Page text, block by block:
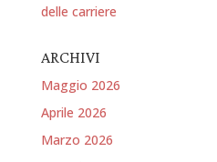
delle carriere
ARCHIVI
Maggio 2026
Aprile 2026
Marzo 2026